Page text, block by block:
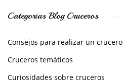
Categorías Blog Cruceros
Consejos para realizar un crucero
Cruceros temáticos
Curiosidades sobre cruceros